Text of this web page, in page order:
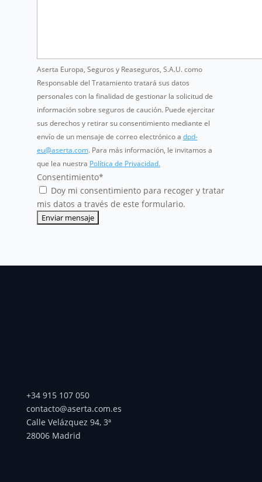
Aserta Europa, Seguros y Reaseguros, S.A.U. como
Responsable del Tratamiento tratará sus datos
personales con la finalidad de gestionar la solicitud de
información sobre seguros de caución. Puede ejercitar
sus derechos y retirar su consentimiento mediante el
envío de un mensaje de correo electrónico a dpd-
eu@aserta.com. Para más información, le invitamos a
que lea nuestra Política de Privacidad.
Consentimiento*
Doy mi consentimiento para recoger y tratar
mis datos a través de este formulario.
+34 915 107 050
contacto@aserta.com.es
Calle Velázquez 94, 3ª
28006 Madrid